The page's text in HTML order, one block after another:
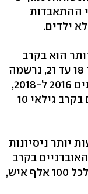
ההתאבדות
הוא בקרב
צעירים בני 15 עד 24. בקרב נערים בני 18 עד 21, נרשמה
עלייה מדאיגה של 52 אחוזים בין השנים 2016 ל-2018,
לעומת 2007 עד 2009, ושל 44 אחוזים בקרב גילאי 10
יותר ניסיונות
בקרב
נשים עמד בשנת 2018 על 110 מקרים לכל 100 אלף איש,